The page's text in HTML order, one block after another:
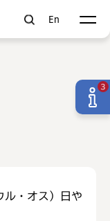
En
・オス）日や
3